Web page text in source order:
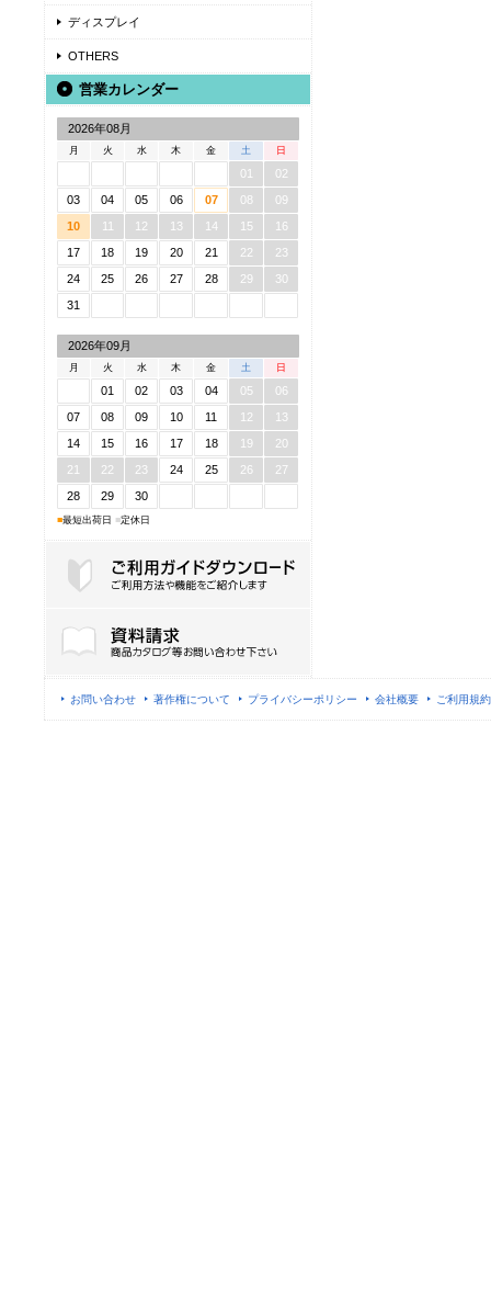
ディスプレイ
OTHERS
営業カレンダー
2026年08月
月 火 水 木 金 土 日
01
02
03
04 05 06 07 08
09
10
11 12 13 14 15
16
17
18 19 20 21 22
23
24
25 26 27 28 29
30
31
2026年09月
月 火 水 木 金 土 日
01 02 03 04 05
06
07
08 09 10 11 12
13
14
15 16 17 18 19
20
21
22 23 24 25 26
27
28
29 30
■最短出荷日 ■定休日
お問い合わせ 著作権について プライバシーポリシー 会社概要 ご利用規約